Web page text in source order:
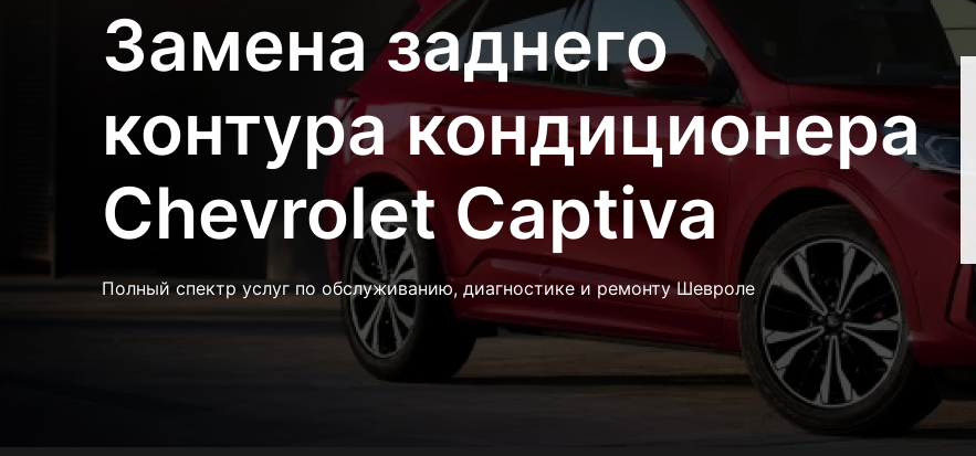
Замена заднего
контура кондиционера
Chevrolet Captiva
Полный спектр услуг по обслуживанию, диагностике и ремонту Шевроле